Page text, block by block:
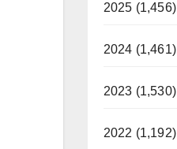
2025 (1,456)
2024 (1,461)
2023 (1,530)
2022 (1,192)